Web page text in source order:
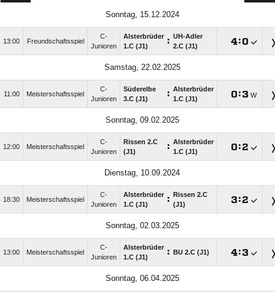
Sonntag, 15.12.2024
13:00 Freundschaftsspiel
C-
Junioren
Alsterbrüder
1.C (J1)
: UH-Adler
2.C (J1)
:
Samstag, 22.02.2025
11:00 Meisterschaftsspiel
C-
Junioren
Süderelbe
3.C (J1)
: Alsterbrüder
1.C (J1)
: W
Sonntag, 09.02.2025
12:00 Meisterschaftsspiel
C-
Junioren
Rissen 2.C
(J1)
: Alsterbrüder
1.C (J1)
:
Dienstag, 10.09.2024
18:30 Meisterschaftsspiel
C-
Junioren
Alsterbrüder
1.C (J1)
:
Rissen 2.C
(J1)
:
Sonntag, 02.03.2025
13:00 Meisterschaftsspiel
C-
Junioren
Alsterbrüder
1.C (J1)
: BU 2.C (J1) :
Sonntag, 06.04.2025